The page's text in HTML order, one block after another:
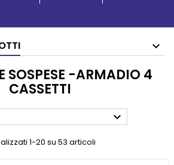
SOSPESE -ARMADIO 4
CASSETTI

1-20 su 53 articoli